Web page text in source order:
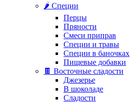
🌶️ Специи
Перцы
Пряности
Смеси приправ
Специи и травы
Специи в баночках
Пищевые добавки
🍫 Восточные сладости
Джезерье
В шоколаде
Сладости